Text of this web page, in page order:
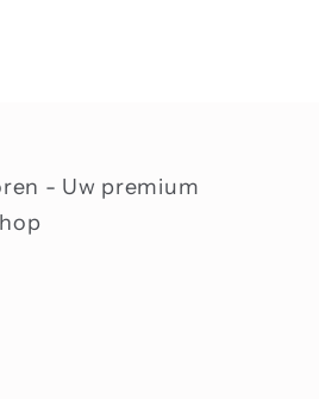
- Uw premium